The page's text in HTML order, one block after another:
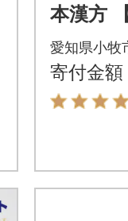
本漢方
スティ
Y01]
愛知県小牧
寄付金額